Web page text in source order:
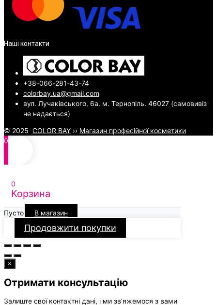
Наші контакти
+38-066-281-43-74
colorbay.ua@gmail.com
вул. Лучаківського, 6а. м. Тернопіль. 46027 (самовивіз
не надається)
© 2025 COLOR BAY ›› Магазин професійної косметики
0
0
Корзина
Пусто В магазин
Продовжити покупки
×
Отримати консультацію
Залиште свої контактні дані, і ми зв’яжемося з вами